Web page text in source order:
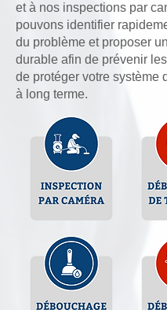
et à nos inspections par
pouvons identifier
du problème et proposer
durable afin de prévenir
de protéger votre système
à long terme.